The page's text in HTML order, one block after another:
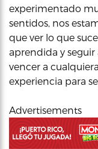
experimentado
sentidos, nos
que ver lo que
aprendida y
vencer a
experiencia para
Advertisements